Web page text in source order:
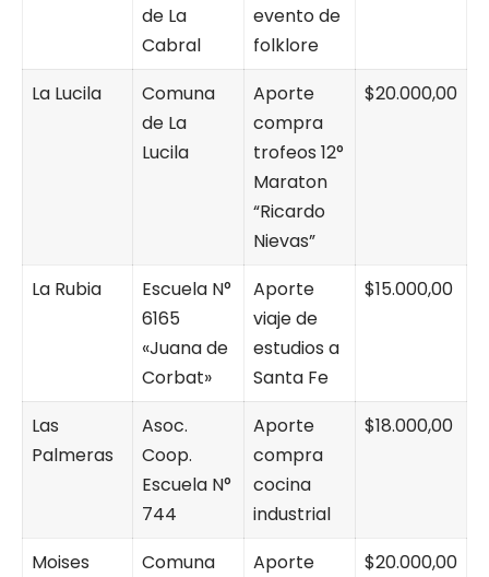
de La
Cabral
evento de
folklore
La Lucila
Comuna
de La
Lucila
Aporte
compra
trofeos 12°
Maraton
“Ricardo
Nievas”
$20.000,00
La Rubia
Escuela N°
6165
«Juana de
Corbat»
Aporte
viaje de
estudios a
Santa Fe
$15.000,00
Las
Palmeras
Asoc.
Coop.
Escuela N°
744
Aporte
compra
cocina
industrial
$18.000,00
Moises
Comuna
Aporte
$20.000,00